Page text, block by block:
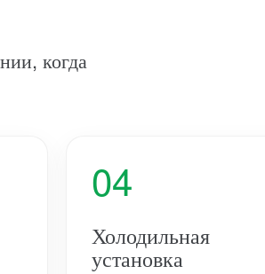
когда
04
Холодильная
установка